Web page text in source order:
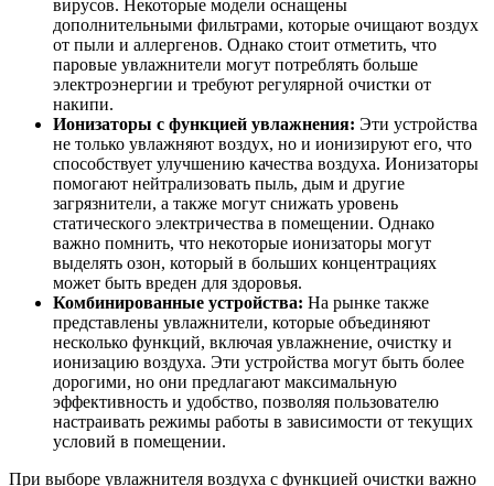
вирусов. Некоторые модели оснащены
дополнительными фильтрами, которые очищают воздух
от пыли и аллергенов. Однако стоит отметить, что
паровые увлажнители могут потреблять больше
электроэнергии и требуют регулярной очистки от
накипи.
Ионизаторы с функцией увлажнения: Эти устройства
не только увлажняют воздух, но и ионизируют его, что
способствует улучшению качества воздуха. Ионизаторы
помогают нейтрализовать пыль, дым и другие
загрязнители, а также могут снижать уровень
статического электричества в помещении. Однако
важно помнить, что некоторые ионизаторы могут
выделять озон, который в больших концентрациях
может быть вреден для здоровья.
Комбинированные устройства: На рынке также
представлены увлажнители, которые объединяют
несколько функций, включая увлажнение, очистку и
ионизацию воздуха. Эти устройства могут быть более
дорогими, но они предлагают максимальную
эффективность и удобство, позволяя пользователю
настраивать режимы работы в зависимости от текущих
условий в помещении.
При выборе увлажнителя воздуха с функцией очистки важно